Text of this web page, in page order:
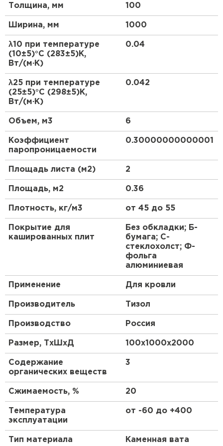
Легко поддаются обработке, быстрый монтаж
Плотно прилегают к конструкции
Химическая стойкость к материалам
конструкции
Производятся по ГОСТ 9573-2012.
Толщина, мм 100
Ширина, мм 1000
λ10 при температуре
(10±5)°С (283±5)К,
Вт/(м·К)
0.04
λ25 при температуре
(25±5)°С (298±5)К,
Вт/(м·К)
0.042
Объем, м3 6
Коэффициент
паропроницаемости
0.30000000000001
Площадь листа (м2) 2
Площадь, м2 0.36
Плотность, кг/м3 от 45 до 55
Покрытие для
кашированных плит
Без обкладки; Б-
бумага; С-
стеклохолст; Ф-
фольга
алюминиевая
Применение Для кровли
Производитель Тизол
Производство Россия
Размер, ТхШхД 100х1000х2000
Содержание
органических веществ
3
Сжимаемость, % 20
Температура
эксплуатации
от -60 до +400
Тип материала Каменная вата
Утеплитель Теплекс
Утеплитель Изомин
Рулонная кровля Брит
ПЕРЕЙТИ
Утеплитель Knauf
Утеплитель Isoroc
ПЕРЕЙТИ
Утеплитель Isover
Утеплитель Paroc
ПЕРЕЙТИ
Утеплитель Penoplex
Утеплитель Тимплэкс